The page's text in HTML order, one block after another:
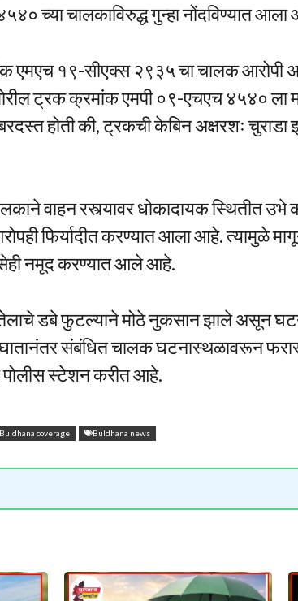
च्या चालकाविरुद्ध गुन्हा नोंदविण्यात आला
एमएच १९-सीएक्स २९३५ चा चालक आरोपी
ट्रक क्रमांक एमपी ०९-एचएच ४५४० ला
होती की, ट्रकची केबिन अक्षरशः चुराडा
वाहन रस्त्यावर धोकादायक स्थितीत उभे
फिर्यादीत करण्यात आला आहे. त्यामुळे
नमूद करण्यात आले आहे.
डबे फुटल्याने मोठे नुकसान झाले असून
संबंधित चालक घटनास्थळावरून फरार
पोलीस स्टेशन करीत आहे.
Buldhana coverage Buldhana news